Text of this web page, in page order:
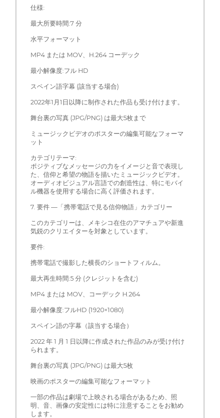
仕様:
最大所要時間:7 分
水平フォーマット
MP4 または MOV、H.264 コーデック
最小解像度:フル HD
スペイン語字幕 (該当する場合)
2022年1月1日以降に制作された作品も受け付けます。
舞台裏の写真 (JPG/PNG) は最大5枚まで
ミュージックビデオのポスターの編集可能なフォーマ
ット
カテゴリテーマ:
ポジティブなメッセージの力をイメージと音で表現し
た、信仰と希望の物語を描いたミュージックビデオ。
オーディオビジュアル言語での創造性は、特にモバイ
ル機器を使用する場合に高く評価されます。
7. 要件 —「携帯電話で見る信仰物語」カテゴリー
このカテゴリーは、メキシコ在住のアマチュアや新進
気鋭のクリエイターを対象としています。
要件:
携帯電話で撮影した横長のショートフィルム。
最大再生時間:5 分 (クレジットを含む)
MP4 または MOV、コーデック H.264
最小解像度:フルHD (1920×1080)
スペイン語の字幕（該当する場合）
2022 年 1 月 1 日以降に作成された作品のみが受け付け
られます。
舞台裏の写真 (JPG/PNG) は最大5枚
映画のポスターの編集可能なフォーマット
一部の作品は劇場で上映される場合があるため、照
明、音、画像の安定性には特に注意することをお勧め
します。